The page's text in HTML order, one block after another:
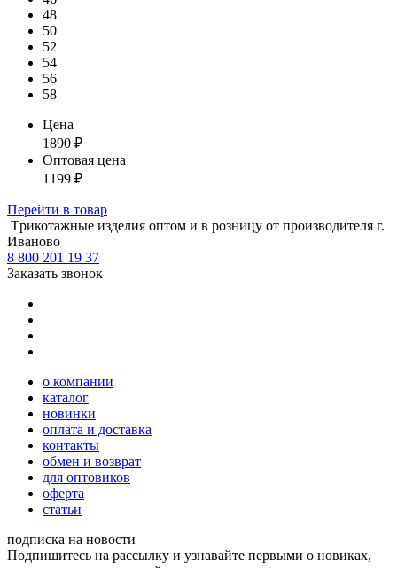
48
50
52
54
56
58
Цена
1890 ₽
Оптовая цена
1199 ₽
Перейти в товар
Tрикотажные изделия оптом и в розницу от производителя г.
Иваново
8 800 201 19 37
Заказать звонок
о компании
каталог
новинки
оплата и доставка
контакты
обмен и возврат
для оптовиков
оферта
статьи
подписка на новости
Подпишитесь на рассылку и узнавайте первыми о новиках,